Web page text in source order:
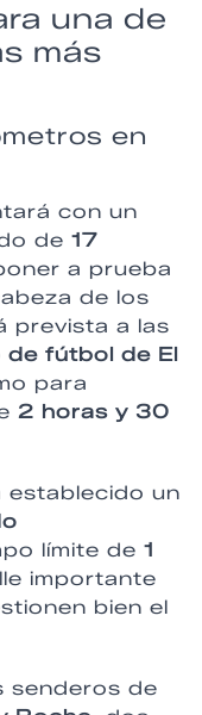
una de
más
en
con un
de 17
a prueba
de los
prevista a las
de fútbol de El
para
2 horas y 30
establecido un
límite de 1
importante
bien el
senderos de